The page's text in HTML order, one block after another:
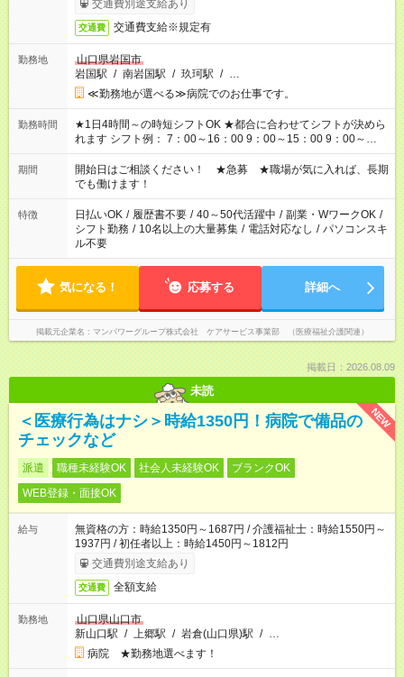
交通費別途支給あり
交通費 交通費支給※規定有
勤務地
山口県岩国市
岩国駅 / 南岩国駅 / 玖珂駅 / …
≪勤務地が選べる≫病院でのお仕事です。
勤務時間
★1日4時間～の時短シフトOK ★都合に合わせてシフトが決めら
れます シフト例： 7：00～16：00 9：00～15：00 9：00～
18：00 11：00～20：00 など ※Wワークの場合、他のお仕事と
合わせ週40時間超の就業はご案内できません ※法令に基づき、
週20時間以上勤務は社会保険への加入対象となります ※労働者
派遣法（日雇い派遣の原則禁止）により、短時間・短期間の就
業はご案内が難しい場合があります
期間
開始日はご相談ください！ ★急募 ★職場が気に入れば、長期
でも働けます！
特徴 日払いOK / 履歴書不要 / 40～50代活躍中 / 副業・WワークOK /
シフト勤務 / 10名以上の大量募集 / 電話対応なし / パソコンスキ
ル不要
気になる！ 応募する 詳細へ
掲載元企業名 マンパワーグループ株式会社 ケアサービス事業部 （医療福祉介護関連）
掲載日：2026.08.09
未読
NEW
＜医療行為はナシ＞時給1350円！病院で備品の
チェックなど
派遣 職種未経験OK 社会人未経験OK
ブランクOK
WEB登録・面接OK
給与
無資格の方：時給1350円～1687円 / 介護福祉士：時給1550円～
1937円 / 初任者以上：時給1450円～1812円
交通費別途支給あり
交通費 全額支給
勤務地
山口県山口市
新山口駅 / 上郷駅 / 岩倉(山口県)駅 / …
病院 ★勤務地選べます！